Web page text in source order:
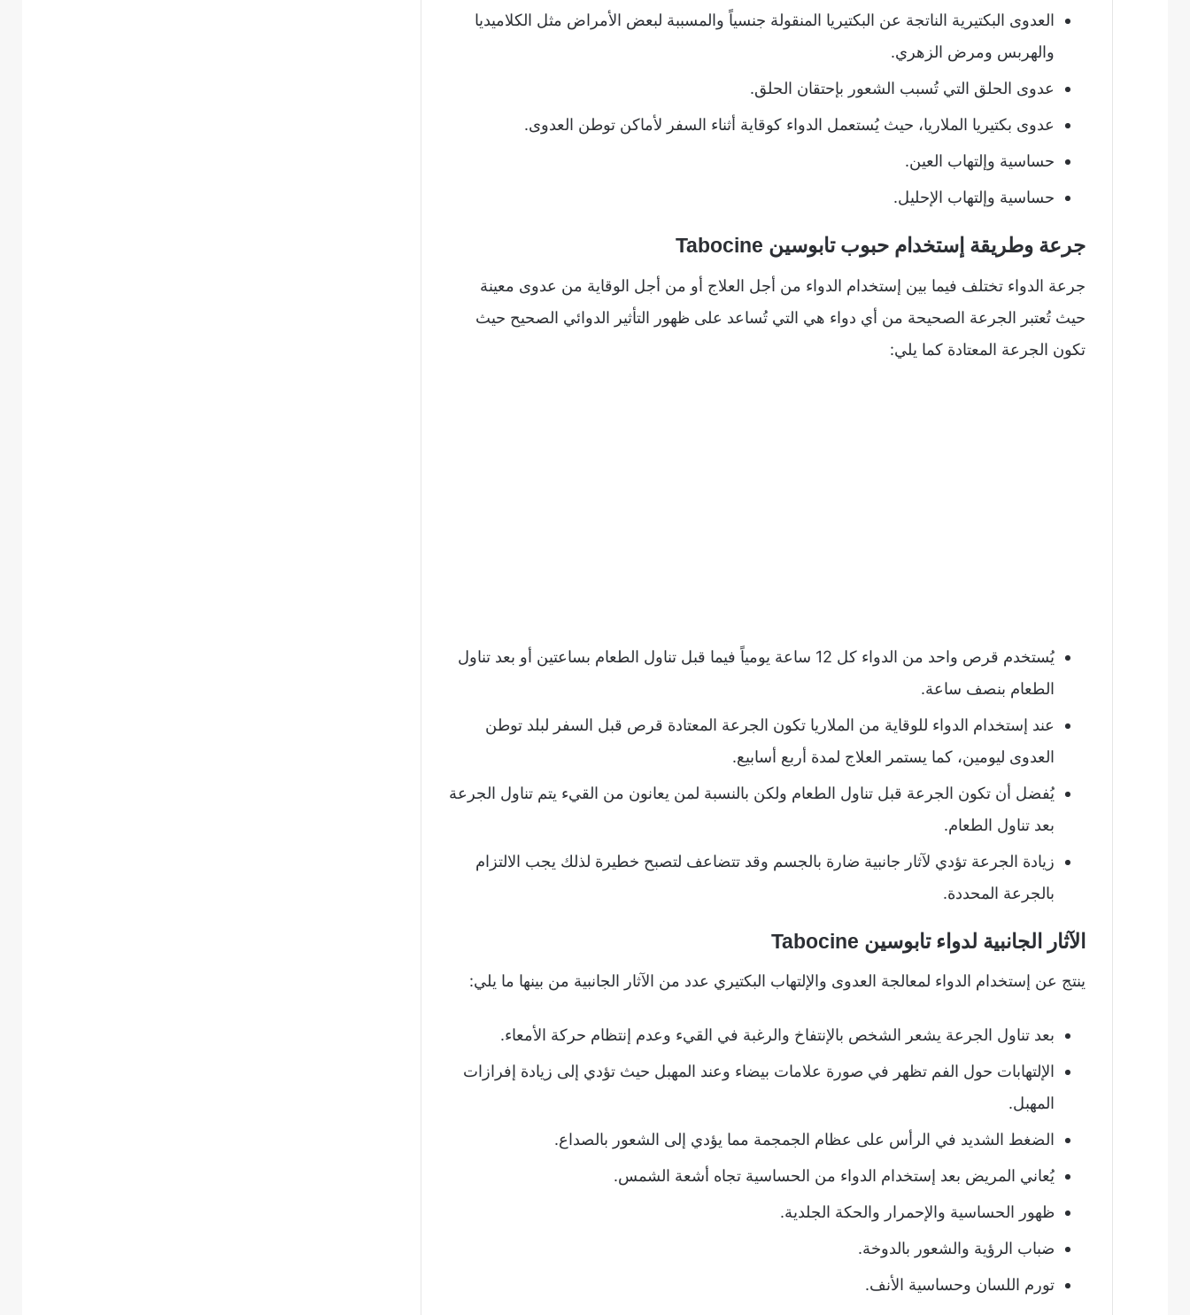
العدوى البكتيرية الناتجة عن البكتيريا المنقولة جنسياً والمسببة لبعض الأمراض مثل الكلاميديا
والهربس ومرض الزهري.
عدوى الحلق التي تُسبب الشعور بإحتقان الحلق.
عدوى بكتيريا الملاريا، حيث يُستعمل الدواء كوقاية أثناء السفر لأماكن توطن العدوى.
حساسية وإلتهاب العين.
حساسية وإلتهاب الإحليل.
جرعة وطريقة إستخدام حبوب تابوسين Tabocine
جرعة الدواء تختلف فيما بين إستخدام الدواء من أجل العلاج أو من أجل الوقاية من عدوى معينة
حيث تُعتبر الجرعة الصحيحة من أي دواء هي التي تُساعد على ظهور التأثير الدوائي الصحيح حيث
تكون الجرعة المعتادة كما يلي:
يُستخدم قرص واحد من الدواء كل 12 ساعة يومياً فيما قبل تناول الطعام بساعتين أو بعد تناول
الطعام بنصف ساعة.
عند إستخدام الدواء للوقاية من الملاريا تكون الجرعة المعتادة قرص قبل السفر لبلد توطن
العدوى ليومين، كما يستمر العلاج لمدة أربع أسابيع.
يُفضل أن تكون الجرعة قبل تناول الطعام ولكن بالنسبة لمن يعانون من القيء يتم تناول الجرعة
بعد تناول الطعام.
زيادة الجرعة تؤدي لآثار جانبية ضارة بالجسم وقد تتضاعف لتصبح خطيرة لذلك يجب الالتزام
بالجرعة المحددة.
الآثار الجانبية لدواء تابوسين Tabocine
ينتج عن إستخدام الدواء لمعالجة العدوى والإلتهاب البكتيري عدد من الآثار الجانبية من بينها ما يلي:
بعد تناول الجرعة يشعر الشخص بالإنتفاخ والرغبة في القيء وعدم إنتظام حركة الأمعاء.
الإلتهابات حول الفم تظهر في صورة علامات بيضاء وعند المهبل حيث تؤدي إلى زيادة إفرازات
المهبل.
الضغط الشديد في الرأس على عظام الجمجمة مما يؤدي إلى الشعور بالصداع.
يُعاني المريض بعد إستخدام الدواء من الحساسية تجاه أشعة الشمس.
ظهور الحساسية والإحمرار والحكة الجلدية.
ضباب الرؤية والشعور بالدوخة.
تورم اللسان وحساسية الأنف.